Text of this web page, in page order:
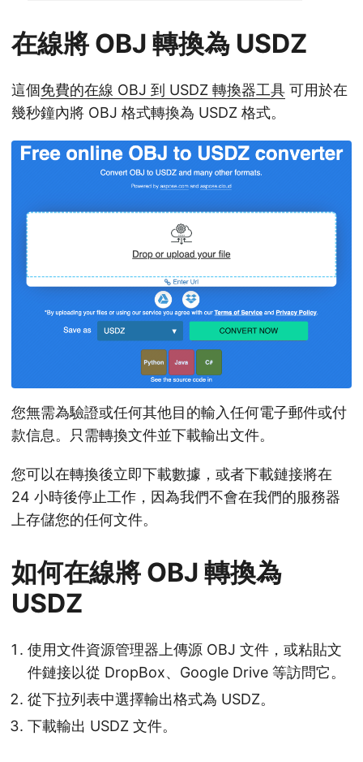
在線將 OBJ 轉換為 USDZ
這個免費的在線 OBJ 到 USDZ 轉換器工具 可用於在
幾秒鐘內將 OBJ 格式轉換為 USDZ 格式。
您無需為驗證或任何其他目的輸入任何電子郵件或付
款信息。只需轉換文件並下載輸出文件。
您可以在轉換後立即下載數據，或者下載鏈接將在
24 小時後停止工作，因為我們不會在我們的服務器
上存儲您的任何文件。
如何在線將 OBJ 轉換為
USDZ
使用文件資源管理器上傳源 OBJ 文件，或粘貼文
件鏈接以從 DropBox、Google Drive 等訪問它。
從下拉列表中選擇輸出格式為 USDZ。
下載輸出 USDZ 文件。